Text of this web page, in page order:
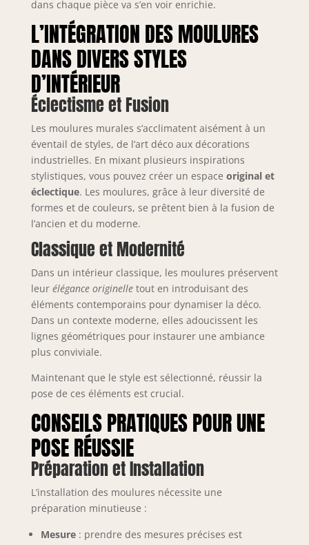
dans chaque pièce va s’en voir enrichie.
L’INTÉGRATION DES MOULURES
DANS DIVERS STYLES
D’INTÉRIEUR
Éclectisme et Fusion
Les moulures murales s’acclimatent aisément à un
éventail de styles, de l’art déco aux décorations
industrielles. En mixant plusieurs inspirations
stylistiques, vous pouvez créer un espace original et
éclectique. Les moulures, grâce à leur diversité de
formes et de couleurs, se prêtent bien à la fusion de
l’ancien et du moderne.
Classique et Modernité
Dans un intérieur classique, les moulures préservent
leur élégance originelletout en introduisant des
éléments contemporains pour dynamiser la déco.
Dans un contexte moderne, elles adoucissent les
lignes géométriques pour instaurer une ambiance
plus conviviale.
Maintenant que le style est sélectionné, réussir la
pose de ces éléments est crucial.
CONSEILS PRATIQUES POUR UNE
POSE RÉUSSIE
Préparation et Installation
L’installation des moulures nécessite une
préparation minutieuse :
Mesure: prendre des mesures précises est